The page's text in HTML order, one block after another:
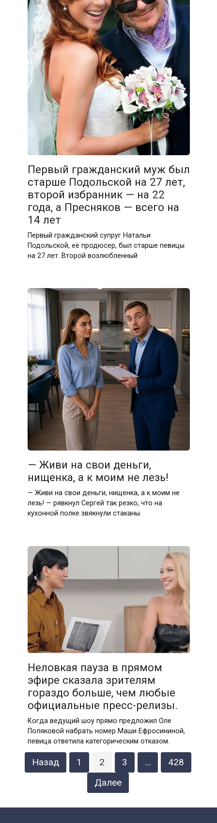
Первый гражданский муж был
старше Подольской на 27 лет,
второй избранник — на 22
года, а Пресняков — всего на
14 лет
Первый гражданский супруг Натальи
Подольской, её продюсер, был старше певицы
на 27 лет. Второй возлюбленный
— Живи на свои деньги,
нищенка, а к моим не лезь!
— Живи на свои деньги, нищенка, а к моим не
лезь! — рявкнул Сергей так резко, что на
кухонной полке звякнули стаканы.
Неловкая пауза в прямом
эфире сказала зрителям
гораздо больше, чем любые
официальные пресс-релизы.
Когда ведущий шоу прямо предложил Оле
Поляковой набрать номер Маши Ефросининой,
певица ответила категорическим отказом.
ПагинацияНазад 1 2 3 …
428
Далее